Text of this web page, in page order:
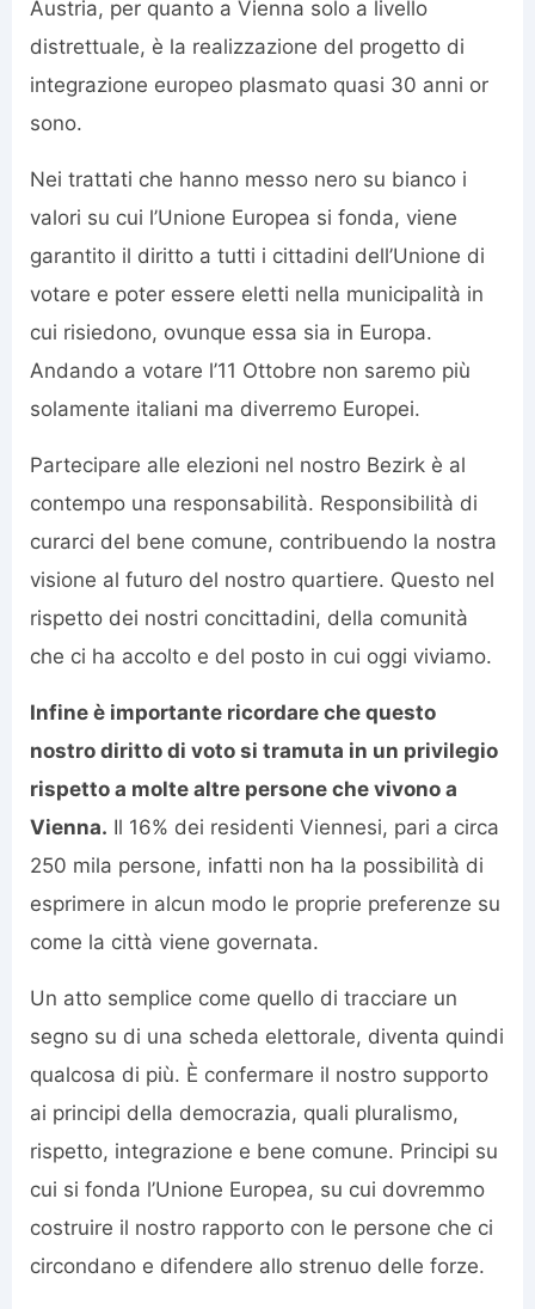
Austria, per quanto a Vienna solo a livello
distrettuale, è la realizzazione del progetto di
integrazione europeo plasmato quasi 30 anni or
sono.
Nei trattati che hanno messo nero su bianco i
valori su cui l’Unione Europea si fonda, viene
garantito il diritto a tutti i cittadini dell’Unione di
votare e poter essere eletti nella municipalità in
cui risiedono, ovunque essa sia in Europa.
Andando a votare l’11 Ottobre non saremo più
solamente italiani ma diverremo Europei.
Partecipare alle elezioni nel nostro Bezirk è al
contempo una responsabilità. Responsibilità di
curarci del bene comune, contribuendo la nostra
visione al futuro del nostro quartiere. Questo nel
rispetto dei nostri concittadini, della comunità
che ci ha accolto e del posto in cui oggi viviamo.
Infine è importante ricordare che questo
nostro diritto di voto si tramuta in un privilegio
rispetto a molte altre persone che vivono a
Vienna. Il 16% dei residenti Viennesi, pari a circa
250 mila persone, infatti non ha la possibilità di
esprimere in alcun modo le proprie preferenze su
come la città viene governata.
Un atto semplice come quello di tracciare un
segno su di una scheda elettorale, diventa quindi
qualcosa di più. È confermare il nostro supporto
ai principi della democrazia, quali pluralismo,
rispetto, integrazione e bene comune. Principi su
cui si fonda l’Unione Europea, su cui dovremmo
costruire il nostro rapporto con le persone che ci
circondano e difendere allo strenuo delle forze.